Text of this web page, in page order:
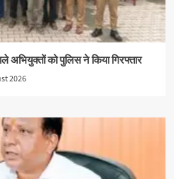
को पुलिस ने किया गिरफ्तार
2026